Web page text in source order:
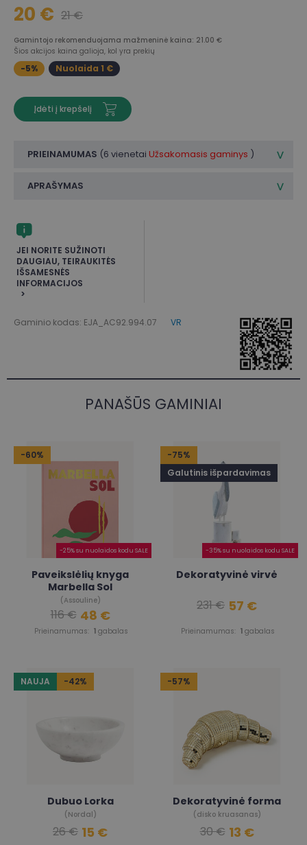
20 € 21 €
Gamintojo rekomenduojama mažmeninė kaina: 21.00 €
Šios akcijos kaina galioja, kol yra prekių
-5% Nuolaida 1 €
Įdėti į krepšelį
PRIEINAMUMAS (6 vienetai Užsakomasis gaminys )
APRAŠYMAS
JEI NORITE SUŽINOTI
DAUGIAU, TEIRAUKITĖS
IŠSAMESNĖS
INFORMACIJOS
Gaminio kodas: EJA_AC92.994.07 VR
PANAŠŪS GAMINIAI
-60%
-25% su nuolaidos kodu SALE
Paveikslėlių knyga
Marbella Sol
(Assouline)
Prieinamumas: 1 gabalas
116 € 48 €
-75%
Galutinis išpardavimas
-35% su nuolaidos kodu SALE
Dekoratyvinė virvė
Prieinamumas: 1 gabalas
231 € 57 €
NAUJA -42%
Dubuo Lorka
(Nordal)
26 € 15 €
-57%
Dekoratyvinė forma
(disko kruasanas)
30 € 13 €